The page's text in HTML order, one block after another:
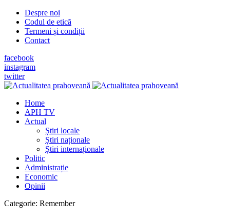
Despre noi
Codul de etică
Termeni și condiții
Contact
facebook
instagram
twitter
Home
APH TV
Actual
Știri locale
Știri naționale
Știri internaționale
Politic
Administrație
Economic
Opinii
Categorie: Remember